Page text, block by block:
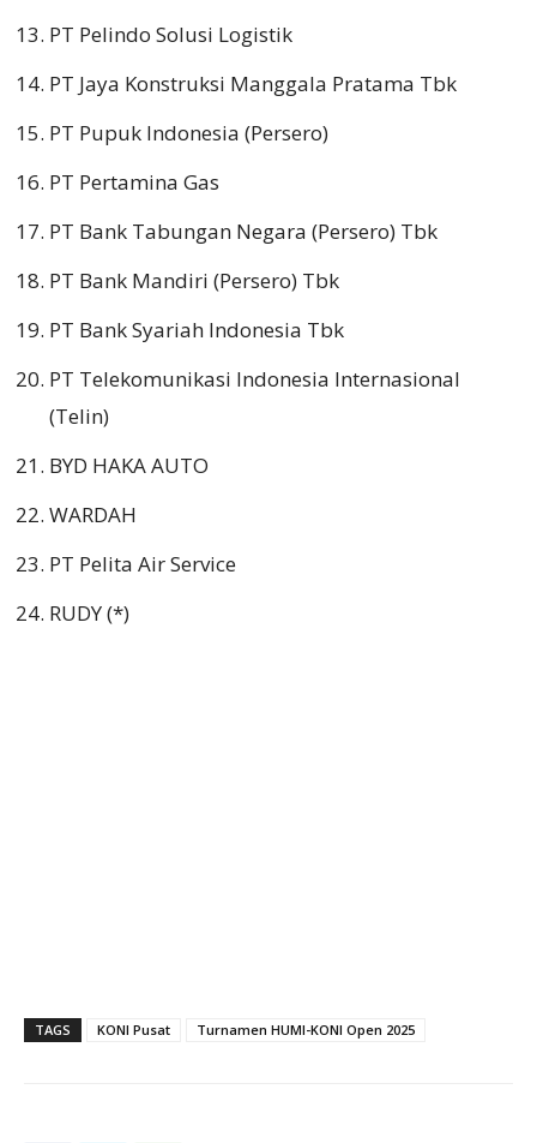
PT Pelindo Solusi Logistik
PT Jaya Konstruksi Manggala Pratama Tbk
PT Pupuk Indonesia (Persero)
PT Pertamina Gas
PT Bank Tabungan Negara (Persero) Tbk
PT Bank Mandiri (Persero) Tbk
PT Bank Syariah Indonesia Tbk
PT Telekomunikasi Indonesia Internasional
(Telin)
BYD HAKA AUTO
WARDAH
PT Pelita Air Service
RUDY (*)
TAGS KONI Pusat Turnamen HUMI-KONI Open 2025